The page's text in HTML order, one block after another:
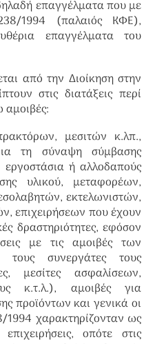
επαγγέλματα που με
1994 (παλαιός ΚΦΕ),
επαγγέλματα του
από την Διοίκηση στην
στις διατάξεις περί
μεσιτών κ.λπ.,
τη σύναψη σύμβασης
ή αλλοδαπούς
υλικού, μεταφορέων,
εκτελωνιστών,
επιχειρήσεων που έχουν
δραστηριότητες, εφόσον
με τις αμοιβές των
συνεργάτες τους
μεσίτες ασφαλίσεων,
κ.τ.λ.), αμοιβές για
προϊόντων και γενικά οι
χαρακτηρίζονταν ως
οπότε στις